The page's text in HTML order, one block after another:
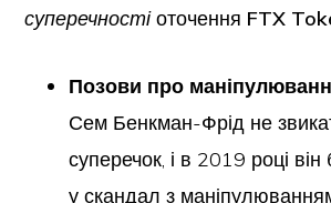
суперечностіоточення FTX
Позови про
Сем Бенкман-Фрід не
суперечок, і в 2019 році
у скандал з